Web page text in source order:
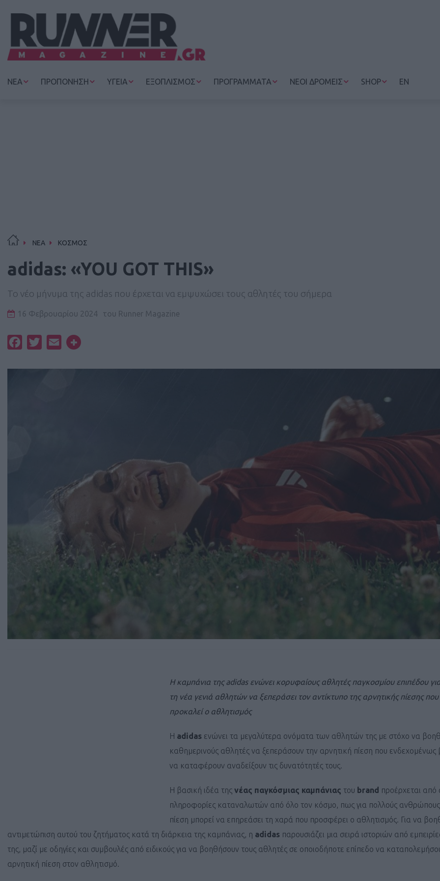
ΝΕΑ ΠΡΟΠΟΝΗΣΗ ΥΓΕΙΑ ΕΞΟΠΛΙΣΜΟΣ ΠΡΟΓΡΑΜΜΑΤΑ ΝΕΟΙ ΔΡΟΜΕΙΣ SHOP EN
ΝΕΑ ΚΟΣΜΟΣ
adidas: «YOU GOT THIS»
Το νέο μήνυμα της adidas που έρχεται να εμψυχώσει τους αθλητές του σήμερα
16 Φεβρουαρίου 2024 του Runner Magazine
FacebookTwitterEmail
Η καμπάνια της adidas ενώνει κορυφαίους αθλητές παγκοσμίου επιπέδου
τη νέα γενιά αθλητών να ξεπεράσει τον αντίκτυπο της αρνητικής πίεσης που
προκαλεί ο αθλητισμός
Η adidas ενώνει τα μεγαλύτερα ονόματα των αθλητών της με στόχο να
καθημερινούς αθλητές να ξεπεράσουν την αρνητική πίεση που ενδεχομένως
να καταφέρουν αναδείξουν τις δυνατότητές τους.
Η βασική ιδέα της νέας παγκόσμιας καμπάνιας του brand προέρχεται από
πληροφορίες καταναλωτών από όλο τον κόσμο, πως για πολλούς ανθρώπους
πίεση μπορεί να επηρεάσει τη χαρά που προσφέρει ο αθλητισμός. Για να
αντιμετώπιση αυτού του ζητήματος κατά τη διάρκεια της καμπάνιας, η adidas παρουσιάζει μια σειρά ιστοριών από
της, μαζί με οδηγίες και συμβουλές από ειδικούς για να βοηθήσουν τους αθλητές σε οποιοδήποτε επίπεδο να
αρνητική πίεση στον αθλητισμό.